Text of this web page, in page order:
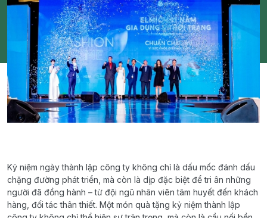
Kỷ niệm ngày thành lập công ty không chỉ là dấu mốc đánh dấu
chặng đường phát triển, mà còn là dịp đặc biệt để tri ân những
người đã đồng hành – từ đội ngũ nhân viên tâm huyết đến khách
hàng, đối tác thân thiết. Một món quà tặng kỷ niệm thành lập